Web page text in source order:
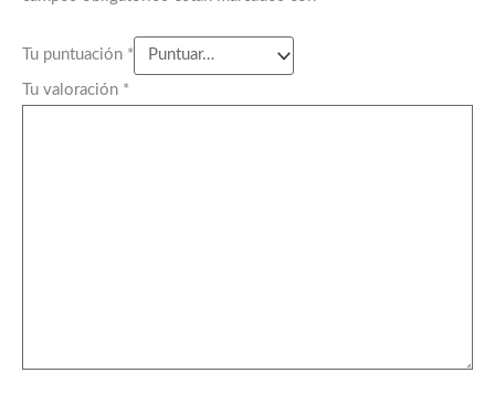
Tu puntuación *
Tu valoración *